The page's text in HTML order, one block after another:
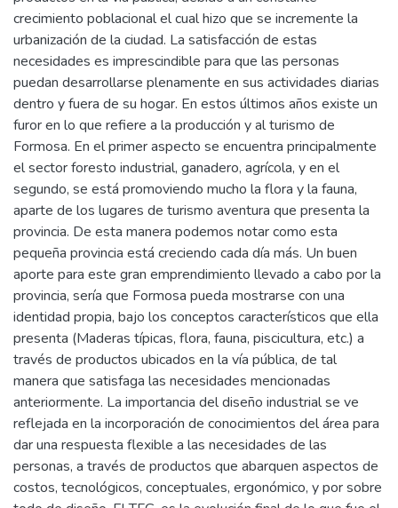
crecimiento poblacional el cual hizo que se incremente la
urbanización de la ciudad. La satisfacción de estas
necesidades es imprescindible para que las personas
puedan desarrollarse plenamente en sus actividades diarias
dentro y fuera de su hogar. En estos últimos años existe un
furor en lo que refiere a la producción y al turismo de
Formosa. En el primer aspecto se encuentra principalmente
el sector foresto industrial, ganadero, agrícola, y en el
segundo, se está promoviendo mucho la flora y la fauna,
aparte de los lugares de turismo aventura que presenta la
provincia. De esta manera podemos notar como esta
pequeña provincia está creciendo cada día más. Un buen
aporte para este gran emprendimiento llevado a cabo por la
provincia, sería que Formosa pueda mostrarse con una
identidad propia, bajo los conceptos característicos que ella
presenta (Maderas típicas, flora, fauna, piscicultura, etc.) a
través de productos ubicados en la vía pública, de tal
manera que satisfaga las necesidades mencionadas
anteriormente. La importancia del diseño industrial se ve
reflejada en la incorporación de conocimientos del área para
dar una respuesta flexible a las necesidades de las
personas, a través de productos que abarquen aspectos de
costos, tecnológicos, conceptuales, ergonómico, y por sobre